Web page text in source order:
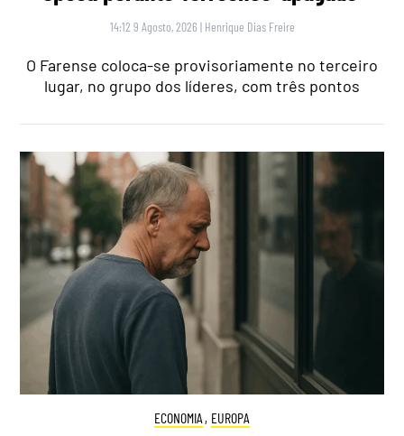
14:12 9 Agosto, 2026 | Henrique Dias Freire
O Farense coloca-se provisoriamente no terceiro
lugar, no grupo dos líderes, com três pontos
ECONOMIA , EUROPA